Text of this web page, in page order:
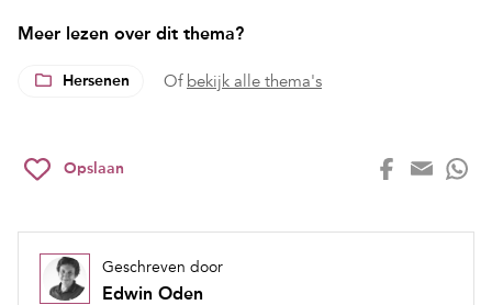
Meer lezen over dit thema?
Hersenen Of bekijk alle thema's
Opslaan
Geschreven door
Edwin Oden